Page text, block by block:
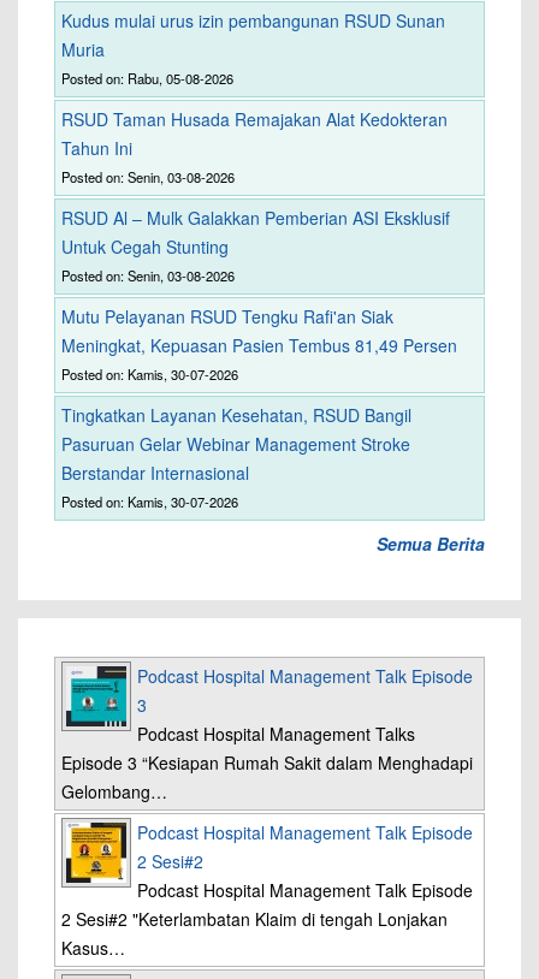
Kudus mulai urus izin pembangunan RSUD Sunan
Muria
Posted on: Rabu, 05-08-2026
RSUD Taman Husada Remajakan Alat Kedokteran
Tahun Ini
Posted on: Senin, 03-08-2026
RSUD Al – Mulk Galakkan Pemberian ASI Eksklusif
Untuk Cegah Stunting
Posted on: Senin, 03-08-2026
Mutu Pelayanan RSUD Tengku Rafi'an Siak
Meningkat, Kepuasan Pasien Tembus 81,49 Persen
Posted on: Kamis, 30-07-2026
Tingkatkan Layanan Kesehatan, RSUD Bangil
Pasuruan Gelar Webinar Management Stroke
Berstandar Internasional
Posted on: Kamis, 30-07-2026
Semua Berita
Podcast Hospital Management Talk Episode
3
Podcast Hospital Management Talks
Episode 3 “Kesiapan Rumah Sakit dalam Menghadapi
Gelombang…
Podcast Hospital Management Talk Episode
2 Sesi#2
Podcast Hospital Management Talk Episode
2 Sesi#2 "Keterlambatan Klaim di tengah Lonjakan
Kasus…